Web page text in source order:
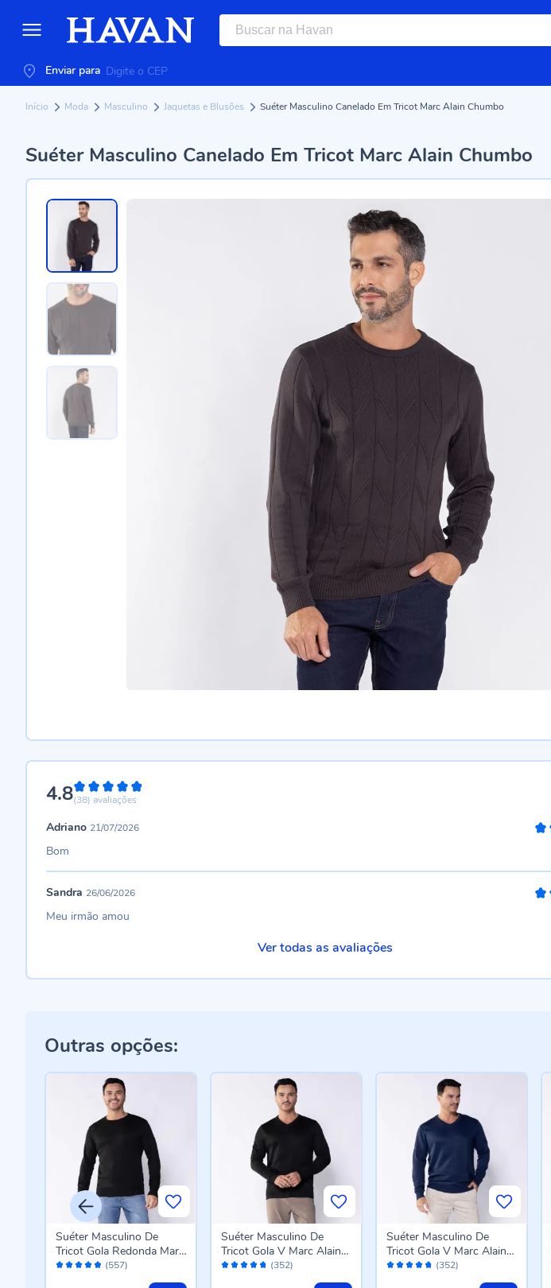
Enviar para
Início Moda Masculino Jaquetas e Blusões Suéter Masculino Canelado Em Tricot Marc Alain Chumbo
Suéter Masculino Canelado Em Tricot Marc Alain Chumbo
4.896%
(38) avaliações
Adriano 21/07/2026
Bom
Sandra 26/06/2026
Meu irmão amou
Ver todas as avaliações
Outras opções:
Avaliação: (557)
Suéter Masculino De
Tricot Gola Redonda Marc
Alain Preto
Avaliação: (352)
Suéter Masculino De
Tricot Gola V Marc Alain
Preto
Avaliação: (352)
Suéter Masculino De
Tricot Gola V Marc Alain
Azul Marinho